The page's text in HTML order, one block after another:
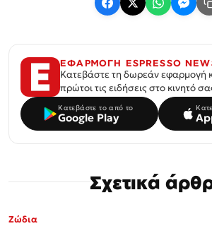
ΕΦΑΡΜΟΓΗ ESPRESSO
Κατεβάστε τη δωρεάν εφαρμογή
πρώτοι τις ειδήσεις στο κινητό
Κατεβάστε το από το
Google Play
Σχετικά
Ζώδια